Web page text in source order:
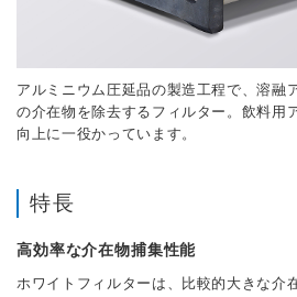
アルミニウム圧延品の製造工程で、溶融
の介在物を除去するフィルター。飲料用
向上に一役かっています。
特長
高効率な介在物捕集性能
ホワイトフィルターは、比較的大きな介